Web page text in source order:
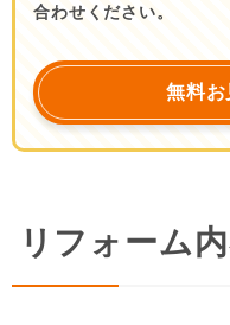
合わせください。
無料お
リフォーム